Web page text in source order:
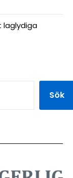
laglydiga
Sök